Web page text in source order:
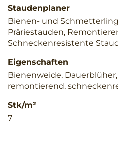
Staudenplaner
Bienen- und
Präriestauden,
Schneckenresistente
Eigenschaften
Bienenweide,
remontierend,
Stk/m²
7